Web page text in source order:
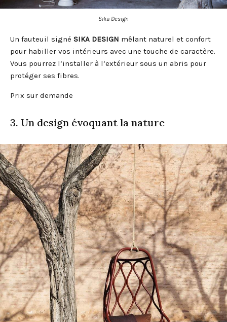
Sika Design
Un fauteuil signé SIKA DESIGN mêlant naturel et confort
pour habiller vos intérieurs avec une touche de caractère.
Vous pourrez l’installer à l’extérieur sous un abris pour
protéger ses fibres.
Prix sur demande
3. Un design évoquant la nature